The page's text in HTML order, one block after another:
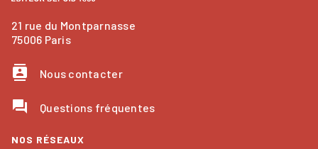
21 rue du Montparnasse
75006 Paris
contacts Nous contacter
question_answer Questions fréquentes
NOS RÉSEAUX